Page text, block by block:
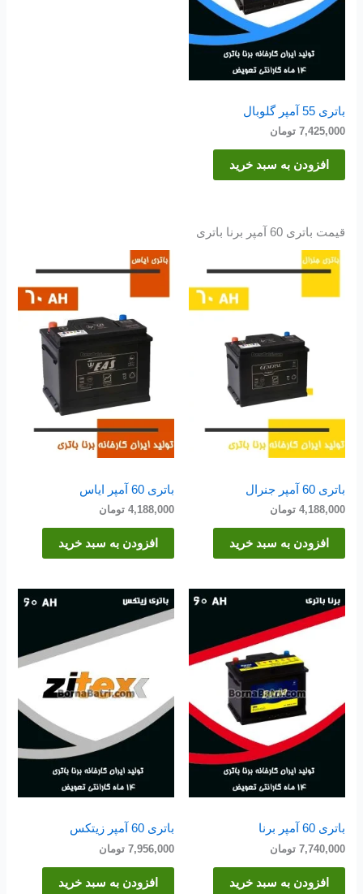
باتری 55 آمپر گلوبال
7,425,000 تومان
افزودن به سبد خرید
قیمت باتری 60 آمپر برنا باتری
باتری 60 آمپر جنرال
4,188,000 تومان
افزودن به سبد خرید
باتری 60 آمپر ایاس
4,188,000 تومان
افزودن به سبد خرید
باتری 60 آمپر برنا
7,740,000 تومان
افزودن به سبد خرید
باتری 60 آمپر زیتکس
7,956,000 تومان
افزودن به سبد خرید